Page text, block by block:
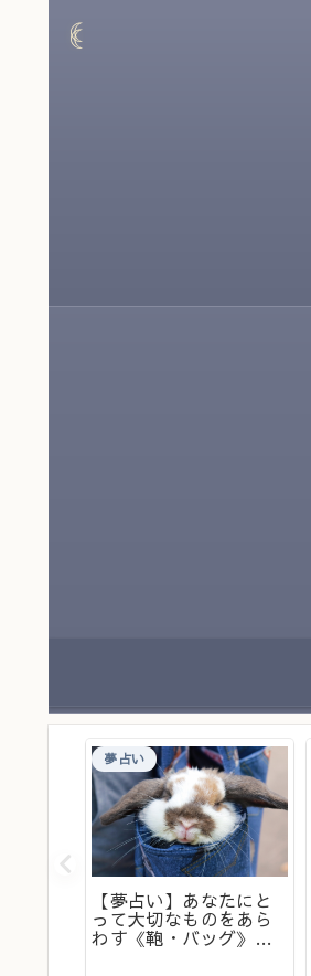
夢占い
【夢占い】あなたにと
って大切なものをあら
わす《鞄・バッグ》の